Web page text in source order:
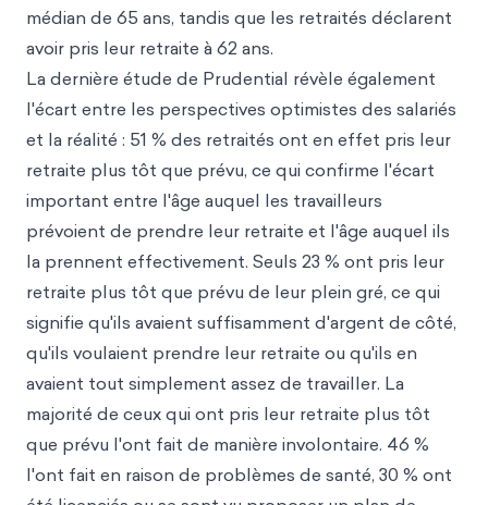
médian de 65 ans, tandis que les retraités déclarent
avoir pris leur retraite à 62 ans.
La dernière étude de Prudential révèle également
l'écart entre les perspectives optimistes des salariés
et la réalité : 51 % des retraités ont en effet pris leur
retraite plus tôt que prévu, ce qui confirme l'écart
important entre l'âge auquel les travailleurs
prévoient de prendre leur retraite et l'âge auquel ils
la prennent effectivement. Seuls 23 % ont pris leur
retraite plus tôt que prévu de leur plein gré, ce qui
signifie qu'ils avaient suffisamment d'argent de côté,
qu'ils voulaient prendre leur retraite ou qu'ils en
avaient tout simplement assez de travailler. La
majorité de ceux qui ont pris leur retraite plus tôt
que prévu l'ont fait de manière involontaire. 46 %
l'ont fait en raison de problèmes de santé, 30 % ont